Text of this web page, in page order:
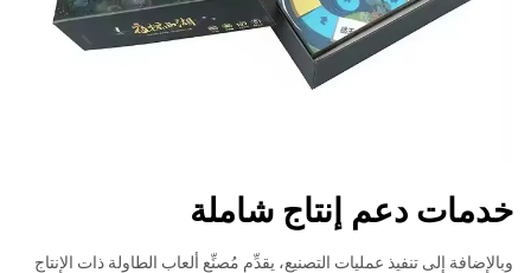
خدمات دعم إنتاج شاملة
وبالإضافة إلى تنفيذ عمليات التصنيع، يقدِّم مُصنِّع ألعاب الطاولة ذات الإنتاج